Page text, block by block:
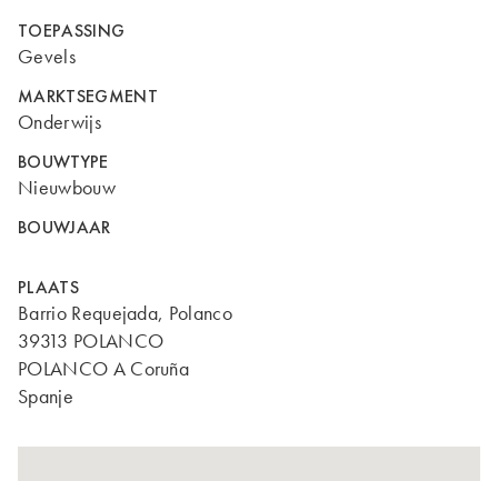
TOEPASSING
Gevels
MARKTSEGMENT
Onderwijs
BOUWTYPE
Nieuwbouw
BOUWJAAR
PLAATS
Barrio Requejada, Polanco
39313 POLANCO
POLANCO A Coruña
Spanje